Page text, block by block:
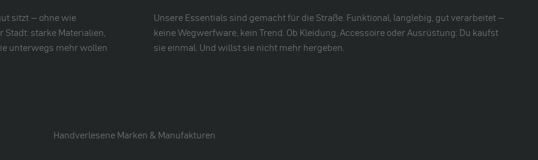
sitzt – ohne wie
Stadt: starke Materialien,
unterwegs mehr wollen
Unsere Essentials sind gemacht für die Straße. Funktional, langlebig, gut verarbeitet –
keine Wegwerfware, kein Trend. Ob Kleidung, Accessoire oder Ausrüstung: Du kaufst
sie einmal. Und willst sie nicht mehr hergeben.
Handverlesene Marken & Manufakturen